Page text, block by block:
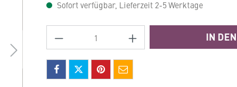
Sofort verfügbar, Lieferzeit 2-5 Werktage
Produkt Anzahl: Gib denIN